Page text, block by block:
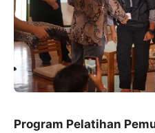
Program Pelatihan